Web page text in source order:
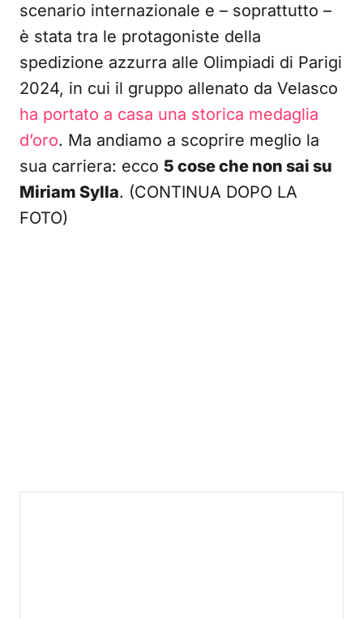
scenario internazionale e – soprattutto –
è stata tra le protagoniste della
spedizione azzurra alle Olimpiadi di Parigi
2024, in cui il gruppo allenato da Velasco
ha portato a casa una storica medaglia
d’oro. Ma andiamo a scoprire meglio la
sua carriera: ecco 5 cose che non sai su
Miriam Sylla. (CONTINUA DOPO LA
FOTO)